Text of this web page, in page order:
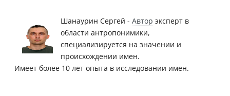
Шанаурин Сергей - Автор эксперт в
области антропонимики,
специализируется на значении и
происхождении имен.
Имеет более 10 лет опыта в исследовании имен.